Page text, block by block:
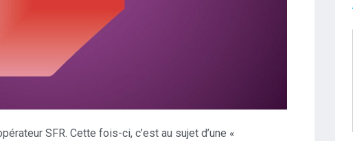
SFR. Cette fois-ci, c’est au sujet d’une «